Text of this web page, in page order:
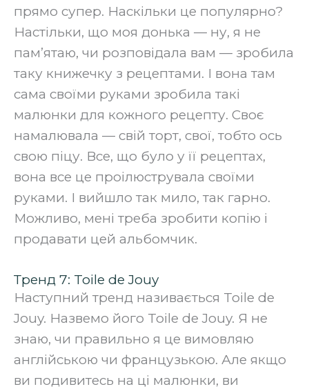
прямо супер. Наскільки це популярно?
Настільки, що моя донька — ну, я не
пам’ятаю, чи розповідала вам — зробила
таку книжечку з рецептами. І вона там
сама своїми руками зробила такі
малюнки для кожного рецепту. Своє
намалювала — свій торт, свої, тобто ось
свою піцу. Все, що було у її рецептах,
вона все це проілюструвала своїми
руками. І вийшло так мило, так гарно.
Можливо, мені треба зробити копію і
продавати цей альбомчик.
Тренд 7: Toile de Jouy
Наступний тренд називається Toile de
Jouy. Назвемо його Toile de Jouy. Я не
знаю, чи правильно я це вимовляю
англійською чи французькою. Але якщо
ви подивитесь на ці малюнки, ви